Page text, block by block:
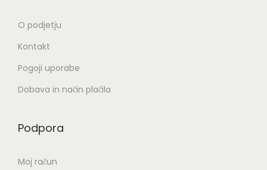
O podjetju
Kontakt
Pogoji uporabe
Dobava in način plačila
Podpora
Moj račun